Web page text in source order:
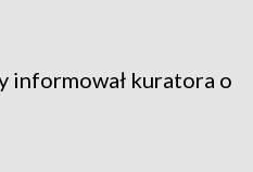
informował kuratora o